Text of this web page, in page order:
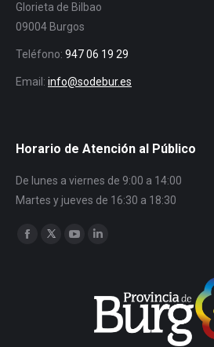
Glorieta de Bilbao
09004 Burgos
Teléfono: 947 06 19 29
Email: info@sodebur.es
Horario de Atención al Público
De lunes a viernes de 9:00 a 14:00
Martes y jueves de 16:30 a 18:30
Encuéntranos en:
Facebook